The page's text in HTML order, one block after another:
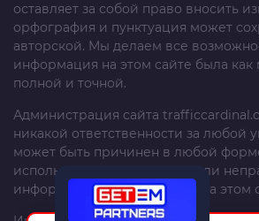
оставляет за собой право вносить
орфография и пунктуация может
авторской. Мы делаем все
информация на этом сайте была
полной и точной.
Администрация сайта
никакой ответственности за любой
может быть причинен в любой
использования, неполноты или
информации, размещенной на этом